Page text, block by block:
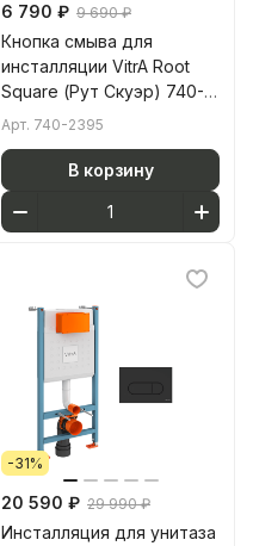
6 790 ₽ 9 690 ₽
Кнопка смыва для
инсталляции VitrA Root
Square (Рут Скуэр) 740-
2395 брашированный
Арт. 740-2395
В корзину
-31%
20 590 ₽ 29 990 ₽
Инсталляция для унитаза